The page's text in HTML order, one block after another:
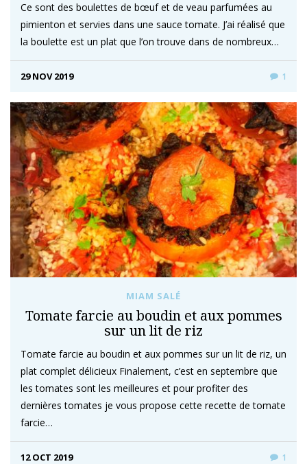
Ce sont des boulettes de bœuf et de veau parfumées au
pimienton et servies dans une sauce tomate. J’ai réalisé que
la boulette est un plat que l’on trouve dans de nombreux…
29 NOV 2019 1
MIAM SALÉ
Tomate farcie au boudin et aux pommes
sur un lit de riz
Tomate farcie au boudin et aux pommes sur un lit de riz, un
plat complet délicieux Finalement, c’est en septembre que
les tomates sont les meilleures et pour profiter des
dernières tomates je vous propose cette recette de tomate
farcie…
12 OCT 2019 1